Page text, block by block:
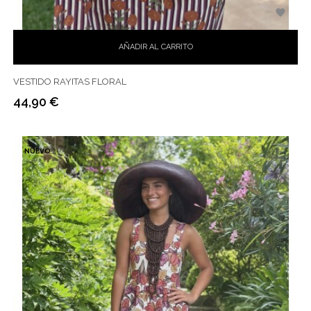
AÑADIR AL CARRITO

VESTIDO RAYITAS FLORAL
Precio
44,90 €
NUEVO